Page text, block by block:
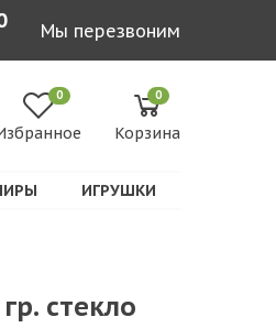
Мы перезвоним
0 0
Корзина
ИГРУШКИ
стекло